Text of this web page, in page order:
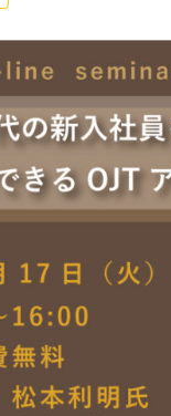
。マネー
当者
ョンで
別フィ
といっ
に最適